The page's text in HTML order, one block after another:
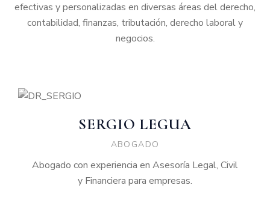
efectivas y personalizadas en diversas áreas del derecho,
contabilidad, finanzas, tributación, derecho laboral y
negocios.
SERGIO LEGUA
ABOGADO
Abogado con experiencia en Asesoría Legal, Civil
y Financiera para empresas.